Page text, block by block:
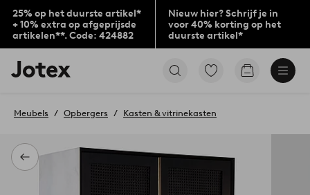
25% op het duurste artikel*
+ 10% extra op afgeprijsde
artikelen**. Code: 424882
Nieuw hier? Schrijf je in
voor 40% korting op het
duurste artikel*
Jotex
logo
to
home
page
Ga
gemarkeerde
Go
Terug
Meubels Opbergers Kasten & vitrinekasten